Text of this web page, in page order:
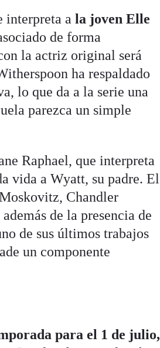
interpreta a la joven Elle
de forma
la actriz original será
ha respaldado
lo que da a la serie una
parezca un simple
Raphael, que interpreta
vida a Wyatt, su padre. El
Chandler
de la presencia de
de sus últimos trabajos
un componente
para el 1 de julio,